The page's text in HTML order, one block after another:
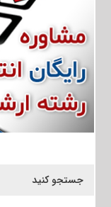
جستجو کنید